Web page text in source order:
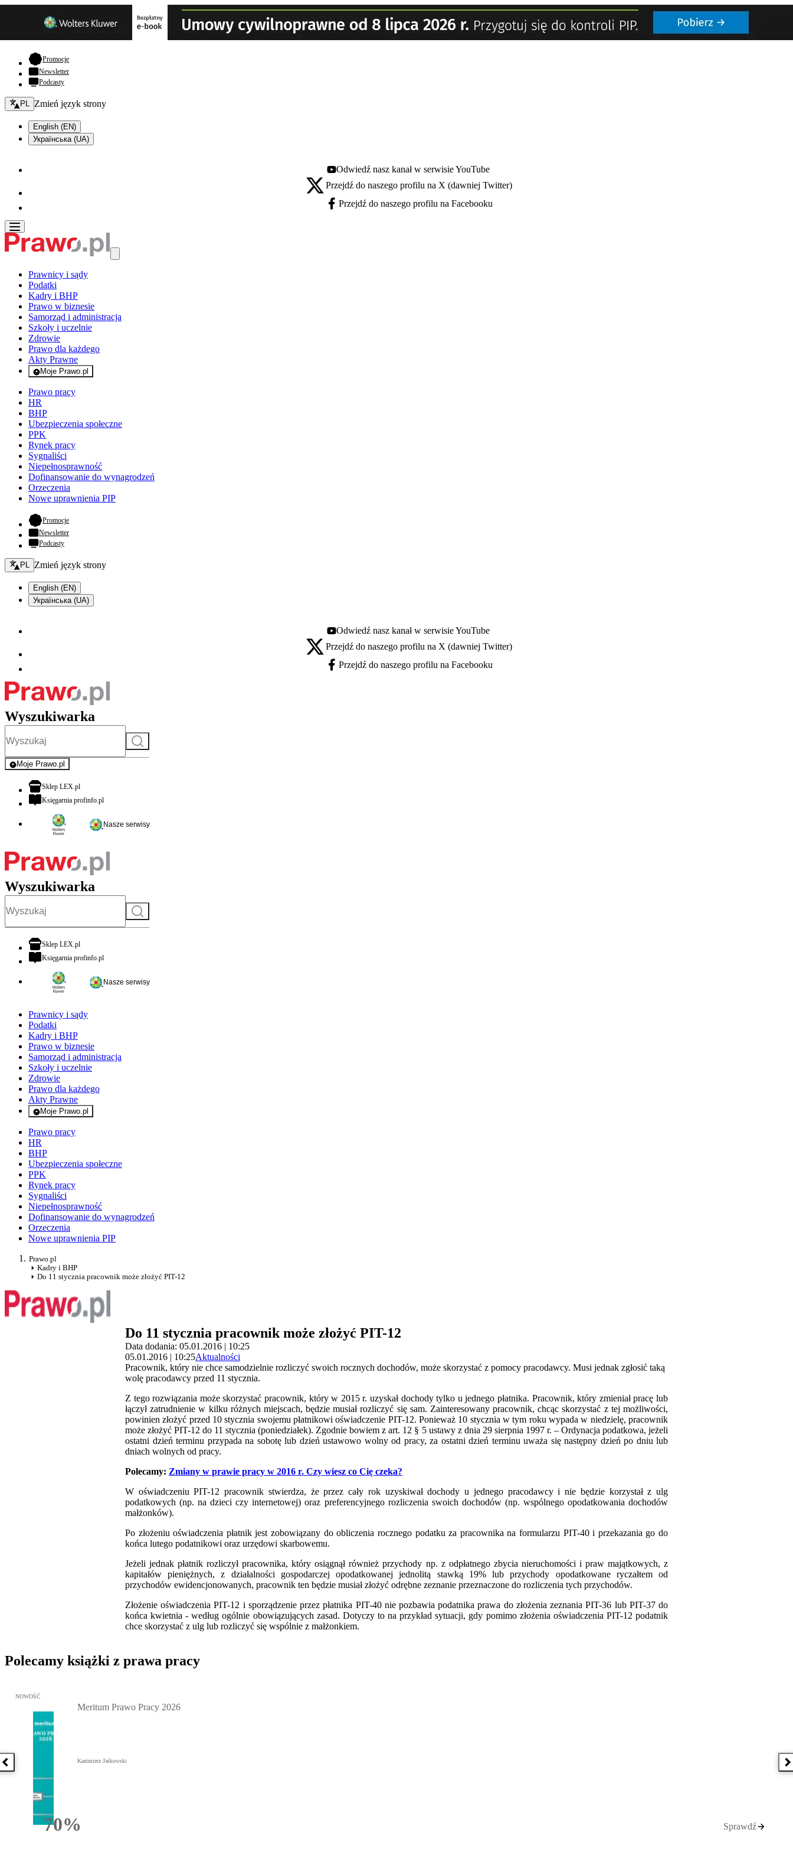
Promocje- otwiera się w nowej karcie
Newsletter
Podcasty
Zmień język - bieżący:
PL Zmień język strony
English (EN)
Українська (UA)
Youtube - otwiera się w nowej karcie
Odwiedź nasz kanał w serwisie YouTube
X - otwiera się w nowej karcie
Przejdź do naszego profilu na X (dawniej Twitter)
Facebook - otwiera się w nowej karcie
Przejdź do naszego profilu na Facebooku
Prawnicy i sądy
Podatki
Kadry i BHP
Prawo w biznesie
Samorząd i administracja
Szkoły i uczelnie
Zdrowie
Prawo dla każdego
Akty Prawne
Moje Prawo.pl
- rejestracja i logowanie do serwisu
Prawo pracy
HR
BHP
Ubezpieczenia społeczne
PPK
Rynek pracy
Sygnaliści
Niepełnosprawność
Dofinansowanie do wynagrodzeń
Orzeczenia
Nowe uprawnienia PIP
Promocje- otwiera się w nowej karcie
Newsletter
Podcasty
Zmień język - bieżący:
PL Zmień język strony
English (EN)
Українська (UA)
Youtube - otwiera się w nowej karcie
Odwiedź nasz kanał w serwisie YouTube
X - otwiera się w nowej karcie
Przejdź do naszego profilu na X (dawniej Twitter)
Facebook - otwiera się w nowej karcie
Przejdź do naszego profilu na Facebooku
Wyszukiwarka
Szukaj
Moje Prawo.pl
- rejestracja i logowanie do serwisu
Sklep LEX.plotwiera się w nowej karcie
Księgarnia profinfo.plotwiera się w nowej karcie
Nasze serwisy
Wyszukiwarka
Szukaj
Sklep LEX.plotwiera się w nowej karcie
Księgarnia profinfo.plotwiera się w nowej karcie
Nasze serwisy
Prawnicy i sądy
Podatki
Kadry i BHP
Prawo w biznesie
Samorząd i administracja
Szkoły i uczelnie
Zdrowie
Prawo dla każdego
Akty Prawne
Moje Prawo.pl
- rejestracja i logowanie do serwisu
Prawo pracy
HR
BHP
Ubezpieczenia społeczne
PPK
Rynek pracy
Sygnaliści
Niepełnosprawność
Dofinansowanie do wynagrodzeń
Orzeczenia
Nowe uprawnienia PIP
Prawo.pl
Kadry i BHP
Do 11 stycznia pracownik może złożyć PIT-12
Do 11 stycznia pracownik może złożyć PIT-12
Data dodania: 05.01.2016 | 10:25
05.01.2016 | 10:25Aktualności
Pracownik, który nie chce samodzielnie rozliczyć swoich rocznych dochodów, może skorzystać z pomocy pracodawcy. Musi jednak zgłosić taką
wolę pracodawcy przed 11 stycznia.
Z tego rozwiązania może skorzystać pracownik, który w 2015 r. uzyskał dochody tylko u jednego płatnika. Pracownik, który zmieniał pracę lub
łączył zatrudnienie w kilku różnych miejscach, będzie musiał rozliczyć się sam. Zainteresowany pracownik, chcąc skorzystać z tej możliwości,
powinien złożyć przed 10 stycznia swojemu płatnikowi oświadczenie PIT-12. Ponieważ 10 stycznia w tym roku wypada w niedzielę, pracownik
może złożyć PIT-12 do 11 stycznia (poniedziałek). Zgodnie bowiem z art. 12 § 5 ustawy z dnia 29 sierpnia 1997 r. – Ordynacja podatkowa, jeżeli
ostatni dzień terminu przypada na sobotę lub dzień ustawowo wolny od pracy, za ostatni dzień terminu uważa się następny dzień po dniu lub
dniach wolnych od pracy.
Polecamy: Zmiany w prawie pracy w 2016 r. Czy wiesz co Cię czeka?
W oświadczeniu PIT-12 pracownik stwierdza, że przez cały rok uzyskiwał dochody u jednego pracodawcy i nie będzie korzystał z ulg
podatkowych (np. na dzieci czy internetowej) oraz preferencyjnego rozliczenia swoich dochodów (np. wspólnego opodatkowania dochodów
małżonków).
Po złożeniu oświadczenia płatnik jest zobowiązany do obliczenia rocznego podatku za pracownika na formularzu PIT-40 i przekazania go do
końca lutego podatnikowi oraz urzędowi skarbowemu.
Jeżeli jednak płatnik rozliczył pracownika, który osiągnął również przychody np. z odpłatnego zbycia nieruchomości i praw majątkowych, z
kapitałów pieniężnych, z działalności gospodarczej opodatkowanej jednolitą stawką 19% lub przychody opodatkowane ryczałtem od
przychodów ewidencjonowanych, pracownik ten będzie musiał złożyć odrębne zeznanie przeznaczone do rozliczenia tych przychodów.
Złożenie oświadczenia PIT-12 i sporządzenie przez płatnika PIT-40 nie pozbawia podatnika prawa do złożenia zeznania PIT-36 lub PIT-37 do
końca kwietnia - według ogólnie obowiązujących zasad. Dotyczy to na przykład sytuacji, gdy pomimo złożenia oświadczenia PIT-12 podatnik
chce skorzystać z ulg lub rozliczyć się wspólnie z małżonkiem.
Polecamy książki z prawa pracy
Poprzednia książka
Przejdź do: Meritum Prawo Pracy 2026, Kazimierz Jaśkowski - otwiera się w nowym oknie
NOWOŚĆ
70%Rabatu
Meritum Prawo Pracy 2026
Kazimierz Jaśkowski
Sprawdź